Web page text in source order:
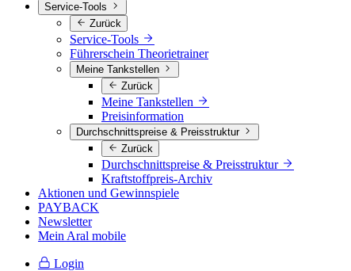
Service-Tools
Zurück
Service-Tools
Führerschein Theorietrainer
Meine Tankstellen
Zurück
Meine Tankstellen
Preisinformation
Durchschnittspreise & Preisstruktur
Zurück
Durchschnittspreise & Preisstruktur
Kraftstoffpreis-Archiv
Aktionen und Gewinnspiele
PAYBACK
Newsletter
Mein Aral mobile
Login